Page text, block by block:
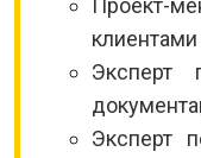
Эксперт
Эксперт